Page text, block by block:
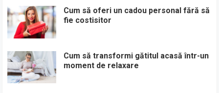
Cum să oferi un cadou personal fără să
fie costisitor
Cum să transformi gătitul acasă într-un
moment de relaxare